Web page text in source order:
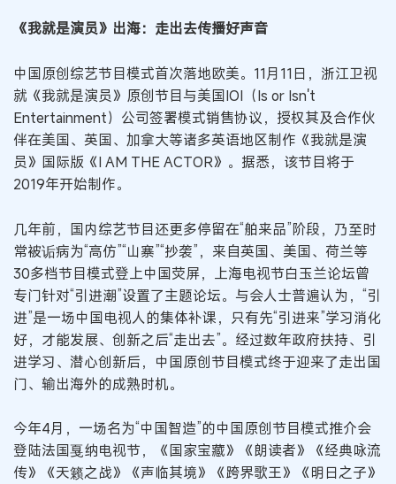
《我就是演员》出海：走出去传播好声音
中国原创综艺节目模式首次落地欧美。11月11日，浙江卫视
就《我就是演员》原创节目与美国IOI（Is or Isn't
Entertainment）公司签署模式销售协议，授权其及合作伙
伴在美国、英国、加拿大等诸多英语地区制作《我就是演
员》国际版《I AM THE ACTOR》。据悉，该节目将于
2019年开始制作。
几年前，国内综艺节目还更多停留在“舶来品”阶段，乃至时
常被诟病为“高仿”“山寨”“抄袭”，来自英国、美国、荷兰等
30多档节目模式登上中国荧屏，上海电视节白玉兰论坛曾
专门针对“引进潮”设置了主题论坛。与会人士普遍认为，“引
进”是一场中国电视人的集体补课，只有先“引进来”学习消化
好，才能发展、创新之后“走出去”。经过数年政府扶持、引
进学习、潜心创新后，中国原创节目模式终于迎来了走出国
门、输出海外的成熟时机。
今年4月，一场名为“中国智造”的中国原创节目模式推介会
登陆法国戛纳电视节，《国家宝藏》《朗读者》《经典咏流
传》《天籁之战》《声临其境》《跨界歌王》《明日之子》